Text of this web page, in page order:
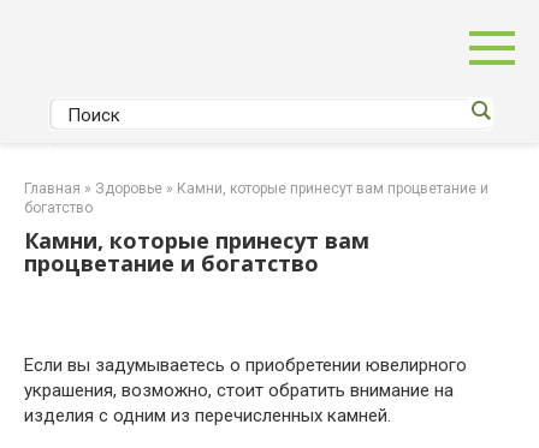
Главная » Здоровье » Камни, которые принесут вам процветание и
богатство
Камни, которые принесут вам
процветание и богатство
Если вы задумываетесь о приобретении ювелирного
украшения, возможно, стоит обратить внимание на
изделия с одним из перечисленных камней.